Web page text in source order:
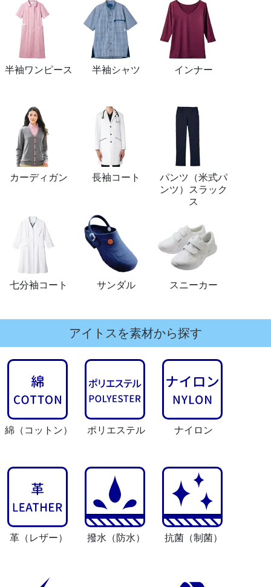
半袖ワンピース 半袖シャツ インナー
カーディガン 長袖コート
パンツ（米式パ
ンツ）スラック
ス
七分袖コート サンダル スニーカー
アイトスを素材から探す
綿 （コットン） ポリエステル ナイロン
革 （レザー） 撥水 （防水） 抗菌 （制菌）